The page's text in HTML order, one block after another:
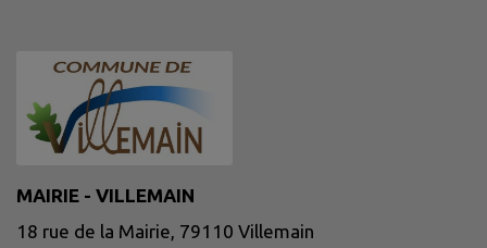
MAIRIE - VILLEMAIN
18 rue de la Mairie, 79110 Villemain